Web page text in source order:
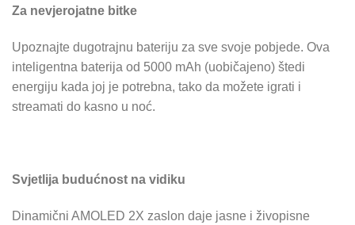
Za nevjerojatne bitke
Upoznajte dugotrajnu bateriju za sve svoje pobjede. Ova
inteligentna baterija od 5000 mAh (uobičajeno) štedi
energiju kada joj je potrebna, tako da možete igrati i
streamati do kasno u noć.
Svjetlija budućnost na vidiku
Dinamični AMOLED 2X zaslon daje jasne i živopisne